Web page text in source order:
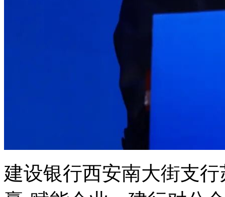
建设银行西安南大街支